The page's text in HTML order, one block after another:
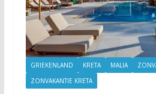
GRIEKENLAND KRETA MALIA
ZONVAKANTIE KRETA